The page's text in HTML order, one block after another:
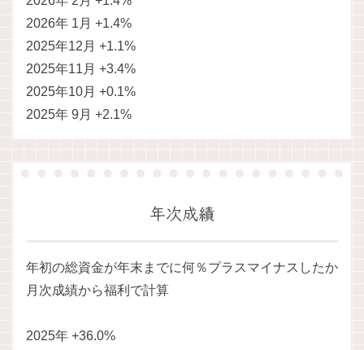
2026年 1月 +1.4%
2025年12月 +1.1%
2025年11月 +3.4%
2025年10月 +0.1%
2025年 9月 +2.1%
年次成績
年初の総資金が年末までに何％プラスマイナスしたか
月次成績から福利で計算
2025年 +36.0%